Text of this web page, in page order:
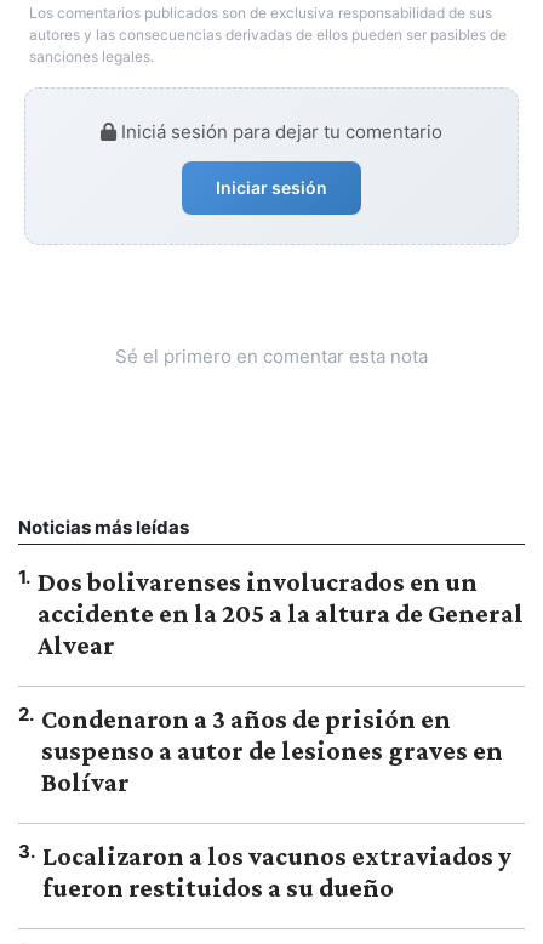
Los comentarios publicados son de exclusiva responsabilidad de sus
autores y las consecuencias derivadas de ellos pueden ser pasibles de
sanciones legales.
Iniciá sesión para dejar tu comentario
Iniciar sesión
Sé el primero en comentar esta nota
Noticias más leídas
1. Dos bolivarenses involucrados en un
accidente en la 205 a la altura de General
Alvear
2. Condenaron a 3 años de prisión en
suspenso a autor de lesiones graves en
Bolívar
3. Localizaron a los vacunos extraviados y
fueron restituidos a su dueño